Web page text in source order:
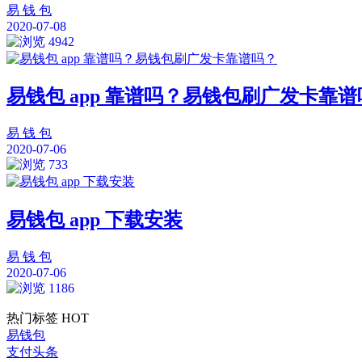
易 钱 包
2020-07-08
4942
易钱包 app 靠谱吗？易钱包刷广发卡靠谱
易 钱 包
2020-07-06
733
易钱包 app 下载安装
易 钱 包
2020-07-06
1186
热门标签 HOT
易钱包
支付头条